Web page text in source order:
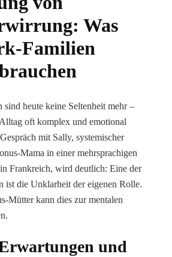
Was
Familien
heute keine Seltenheit mehr –
oft komplex und emotional
mit Sally, systemischer
Mama in einer mehrsprachigen
Frankreich, wird deutlich: Eine der
ist die Unklarheit der eigenen Rolle.
Mütter kann dies zur mentalen
und